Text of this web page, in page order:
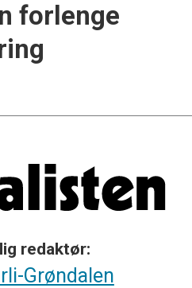
forlenge
redaktør:
Grøndalen